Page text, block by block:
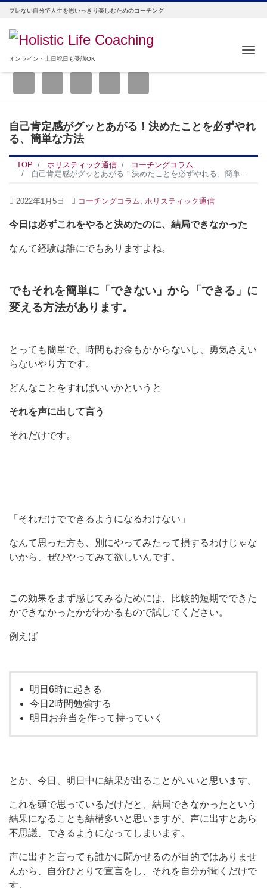
ブレない自分で人生を思いっきり楽しむためのコーチング
オンライン・土日祝日も受講OK
自己肯定感がグッとあがる！決めたことを必ずやれ
る、簡単な方法
TOP ホリスティック通信
コーチングコラム
自己肯定感がグッとあがる！決めたことを必ずやれる、簡単な方法
2022年1月5日 コーチングコラム ホリスティック通信
今日は必ずこれをやると決めたのに、結局できなかった
なんて経験は誰にでもありますよね。
でもそれを簡単に「できない」から「できる」に
変える方法があります。
とっても簡単で、時間もお金もかからないし、勇気さえい
らないやり方です。
どんなことをすればいいかというと
それを声に出して言う
それだけです。
「それだけでできるようになるわけない」
なんて思った方も、別にやってみたって損するわけじゃな
いから、ぜひやってみて欲しいんです。
この効果をまず感じてみるためには、比較的短期でできた
かできなかったかがわかるもので試してください。
例えば
明日6時に起きる
今日2時間勉強する
明日お弁当を作って持っていく
とか、今日、明日中に結果が出ることがいいと思います。
これを頭で思っているだけだと、結局できなかったという
結果になることも結構多いと思いますが、声に出すとあら
不思議、できるようになってしまいます。
声に出すと言っても誰かに聞かせるのが目的ではありませ
んから、自分ひとりで宣言をし、それを自分が聞くだけで
す。